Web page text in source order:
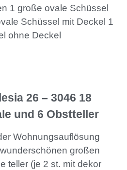
1 große ovale Schüssel
Schüssel mit Deckel 1
ohne Deckel
26 – 3046 18
und 6 Obstteller
Wohnungsauflösung
großen
teller (je 2 st. mit dekor